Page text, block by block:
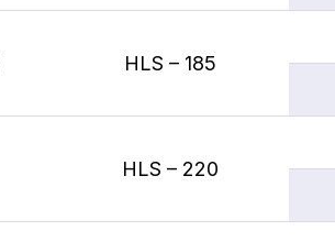
HLS – 185
HLS – 220